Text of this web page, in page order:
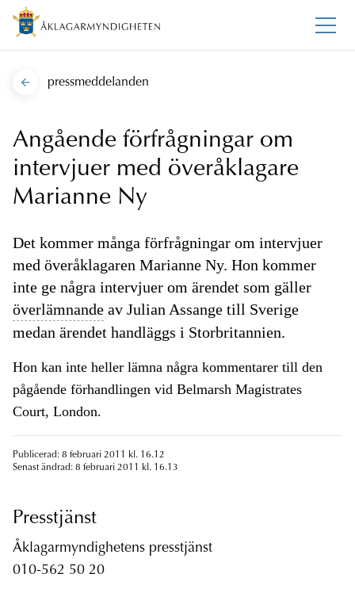
pressmeddelanden
Angående förfrågningar om
intervjuer med överåklagare
Marianne Ny
Det kommer många förfrågningar om intervjuer
med överåklagaren Marianne Ny. Hon kommer
inte ge några intervjuer om ärendet som gäller
överlämnande av Julian Assange till Sverige
medan ärendet handläggs i Storbritannien.
Hon kan inte heller lämna några kommentarer till den
pågående förhandlingen vid Belmarsh Magistrates
Court, London.
Publicerad: 8 februari 2011 kl. 16.12
Senast ändrad: 8 februari 2011 kl. 16.13
Presstjänst
Åklagarmyndighetens presstjänst
010-562 50 20